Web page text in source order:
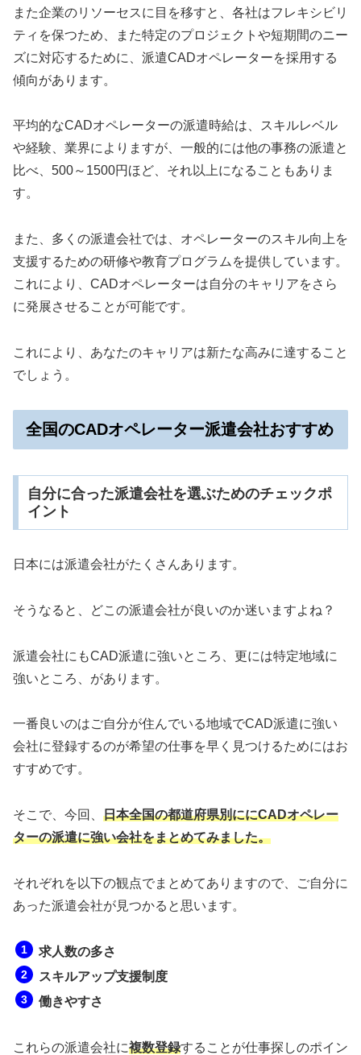
また企業のリソーセスに目を移すと、各社はフレキシビリ
ティを保つため、また特定のプロジェクトや短期間のニー
ズに対応するために、派遣CADオペレーターを採用する
傾向があります。
平均的なCADオペレーターの派遣時給は、スキルレベル
や経験、業界によりますが、一般的には他の事務の派遣と
比べ、500～1500円ほど、それ以上になることもありま
す。
また、多くの派遣会社では、オペレーターのスキル向上を
支援するための研修や教育プログラムを提供しています。
これにより、CADオペレーターは自分のキャリアをさら
に発展させることが可能です。
これにより、あなたのキャリアは新たな高みに達すること
でしょう。
全国のCADオペレーター派遣会社おすすめ
自分に合った派遣会社を選ぶためのチェックポ
イント
日本には派遣会社がたくさんあります。
そうなると、どこの派遣会社が良いのか迷いますよね？
派遣会社にもCAD派遣に強いところ、更には特定地域に
強いところ、があります。
一番良いのはご自分が住んでいる地域でCAD派遣に強い
会社に登録するのが希望の仕事を早く見つけるためにはお
すすめです。
そこで、今回、 日本全国の都道府県別ににCADオペレー
ターの派遣に強い会社をまとめてみました。
それぞれを以下の観点でまとめてありますので、ご自分に
あった派遣会社が見つかると思います。
求人数の多さ
スキルアップ支援制度
働きやすさ
これらの派遣会社に複数登録することが仕事探しのポイン